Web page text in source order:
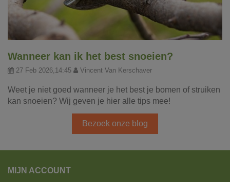
Wanneer kan ik het best snoeien?
27 Feb 2026,14:45 Vincent Van Kerschaver
Weet je niet goed wanneer je het best je bomen of struiken
kan snoeien? Wij geven je hier alle tips mee!
Bezoek onze blog
MIJN ACCOUNT